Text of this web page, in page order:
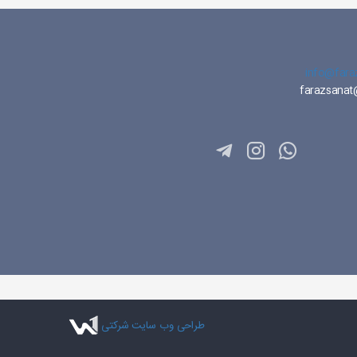
طراحی وب سایت شرکتی